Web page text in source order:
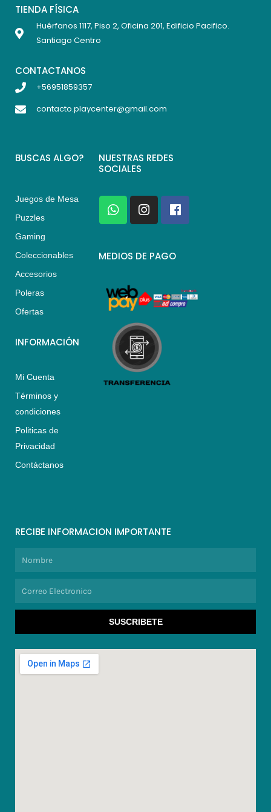
TIENDA FÍSICA
Huérfanos 1117, Piso 2, Oficina 201, Edificio Pacifico.
Santiago Centro
CONTACTANOS
+56951859357
contacto.playcenter@gmail.com
BUSCAS ALGO?
Juegos de Mesa
Puzzles
Gaming
Coleccionables
Accesorios
Poleras
Ofertas
INFORMACIÓN
Mi Cuenta
Términos y
condiciones
Politicas de
Privacidad
Contáctanos
NUESTRAS REDES
SOCIALES
W
h
a
s
p
I
n
s
a
a
m
F
a
c
b
k
MEDIOS DE PAGO
RECIBE INFORMACION IMPORTANTE
SUSCRIBETE